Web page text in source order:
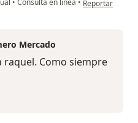
Reportar
Mercado
Como siempre